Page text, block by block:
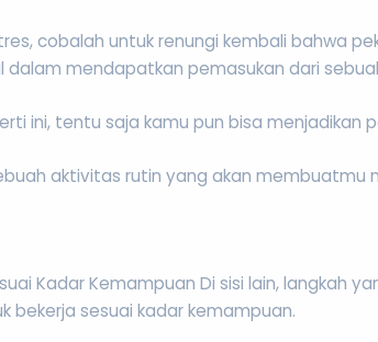
cobalah untuk renungi kembali bahwa
dalam mendapatkan pemasukan dari
ini, tentu saja kamu pun bisa menjadikan
aktivitas rutin yang akan membuatmu
Kadar Kemampuan Di sisi lain,
bekerja sesuai kadar kemampuan.